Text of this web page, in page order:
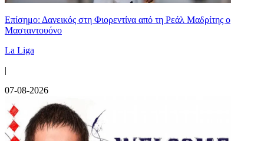
Επίσημο: Δανεικός στη Φιορεντίνα από τη Ρεάλ Μαδρίτης ο
Μασταντουόνο
La Liga
|
07-08-2026